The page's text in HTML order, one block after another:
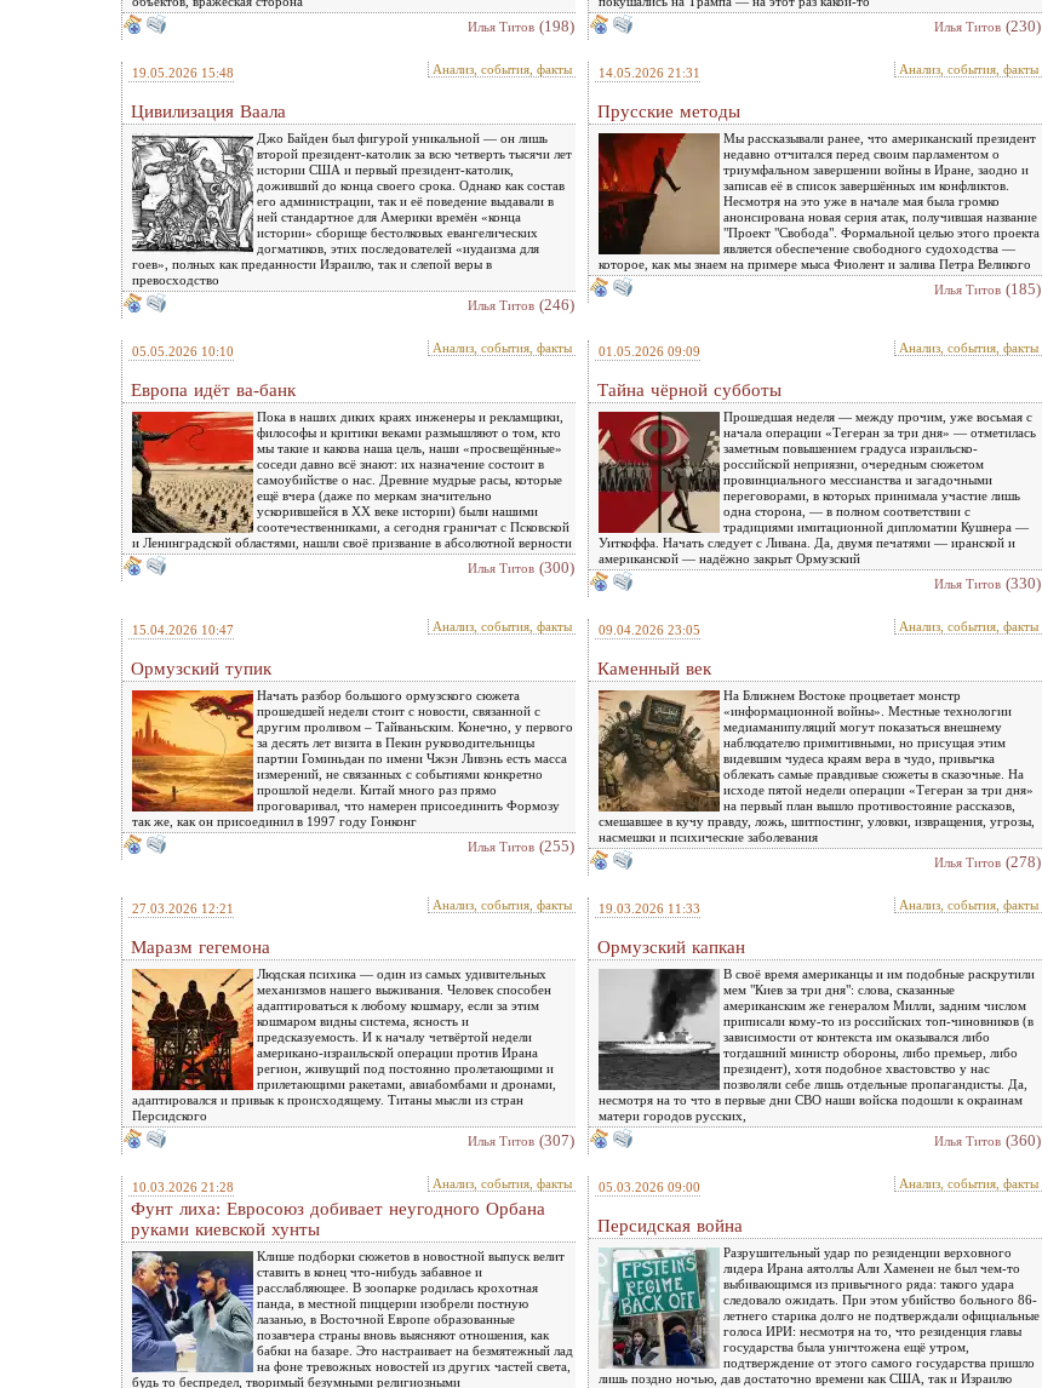
Илья Титов (198)
Илья Титов (230)
19.05.2026 15:48 Анализ, события, факты
Цивилизация Ваала
Джо Байден был фигурой уникальной — он лишь
второй президент-католик за всю четверть тысячи лет
истории США и первый президент-католик,
доживший до конца своего срока. Однако как состав
его администрации, так и её поведение выдавали в
ней стандартное для Америки времён «конца
истории» сборище бестолковых евангелических
догматиков, этих последователей «иудаизма для
гоев», полных как преданности Израилю, так и слепой веры в
превосходство
Илья Титов (246)
14.05.2026 21:31 Анализ, события, факты
Прусские методы
Мы рассказывали ранее, что американский президент
недавно отчитался перед своим парламентом о
триумфальном завершении войны в Иране, заодно и
записав её в список завершённых им конфликтов.
Несмотря на это уже в начале мая была громко
анонсирована новая серия атак, получившая название
"Проект "Свобода". Формальной целью этого проекта
является обеспечение свободного судоходства —
которое, как мы знаем на примере мыса Фиолент и залива Петра Великого
Илья Титов (185)
05.05.2026 10:10 Анализ, события, факты
Европа идёт ва-банк
Пока в наших диких краях инженеры и рекламщики,
философы и критики веками размышляют о том, кто
мы такие и какова наша цель, наши «просвещённые»
соседи давно всё знают: их назначение состоит в
самоубийстве о нас. Древние мудрые расы, которые
ещё вчера (даже по меркам значительно
ускорившейся в XX веке истории) были нашими
соотечественниками, а сегодня граничат с Псковской
и Ленинградской областями, нашли своё призвание в абсолютной верности
Илья Титов (300)
01.05.2026 09:09 Анализ, события, факты
Тайна чёрной субботы
Прошедшая неделя — между прочим, уже восьмая с
начала операции «Тегеран за три дня» — отметилась
заметным повышением градуса израильско-
российской неприязни, очередным сюжетом
провинциального мессианства и загадочными
переговорами, в которых принимала участие лишь
одна сторона, — в полном соответствии с
традициями имитационной дипломатии Кушнера —
Уиткоффа. Начать следует с Ливана. Да, двумя печатями — иранской и
американской — надёжно закрыт Ормузский
Илья Титов (330)
15.04.2026 10:47 Анализ, события, факты
Ормузский тупик
Начать разбор большого ормузского сюжета
прошедшей недели стоит с новости, связанной с
другим проливом – Тайваньским. Конечно, у первого
за десять лет визита в Пекин руководительницы
партии Гоминьдан по имени Чжэн Ливэнь есть масса
измерений, не связанных с событиями конкретно
прошлой недели. Китай много раз прямо
проговаривал, что намерен присоединить Формозу
так же, как он присоединил в 1997 году Гонконг
Илья Титов (255)
09.04.2026 23:05 Анализ, события, факты
Каменный век
На Ближнем Востоке процветает монстр
«информационной войны». Местные технологии
медиаманипуляций могут показаться внешнему
наблюдателю примитивными, но присущая этим
видевшим чудеса краям вера в чудо, привычка
облекать самые правдивые сюжеты в сказочные. На
исходе пятой недели операции «Тегеран за три дня»
на первый план вышло противостояние рассказов,
смешавшее в кучу правду, ложь, шитпостинг, уловки, извращения, угрозы,
насмешки и психические заболевания
Илья Титов (278)
27.03.2026 12:21 Анализ, события, факты
Маразм гегемона
Людская психика — один из самых удивительных
механизмов нашего выживания. Человек способен
адаптироваться к любому кошмару, если за этим
кошмаром видны система, ясность и
предсказуемость. И к началу четвёртой недели
американо-израильской операции против Ирана
регион, живущий под постоянно пролетающими и
прилетающими ракетами, авиабомбами и дронами,
адаптировался и привык к происходящему. Титаны мысли из стран
Персидского
Илья Титов (307)
19.03.2026 11:33 Анализ, события, факты
Ормузский капкан
В своё время американцы и им подобные раскрутили
мем "Киев за три дня": слова, сказанные
американским же генералом Милли, задним числом
приписали кому-то из российских топ-чиновников (в
зависимости от контекста им оказывался либо
тогдашний министр обороны, либо премьер, либо
президент), хотя подобное хвастовство у нас
позволяли себе лишь отдельные пропагандисты. Да,
несмотря на то что в первые дни СВО наши войска подошли к окраинам
матери городов русских,
Илья Титов (360)
10.03.2026 21:28 Анализ, события, факты
Фунт лиха: Евросоюз добивает неугодного Орбана
руками киевской хунты
Клише подборки сюжетов в новостной выпуск велит
ставить в конец что-нибудь забавное и
расслабляющее. В зоопарке родилась крохотная
панда, в местной пиццерии изобрели постную
лазанью, в Восточной Европе образованные
позавчера страны вновь выясняют отношения, как
бабки на базаре. Это настраивает на безмятежный лад
на фоне тревожных новостей из других частей света,
будь то беспредел, творимый безумными религиозными
05.03.2026 09:00 Анализ, события, факты
Персидская война
Разрушительный удар по резиденции верховного
лидера Ирана аятоллы Али Хаменеи не был чем-то
выбивающимся из привычного ряда: такого удара
следовало ожидать. При этом убийство больного 86-
летнего старика долго не подтверждали официальные
голоса ИРИ: несмотря на то, что резиденция главы
государства была уничтожена ещё утром,
подтверждение от этого самого государства пришло
лишь поздно ночью, дав достаточно времени как США, так и Израилю